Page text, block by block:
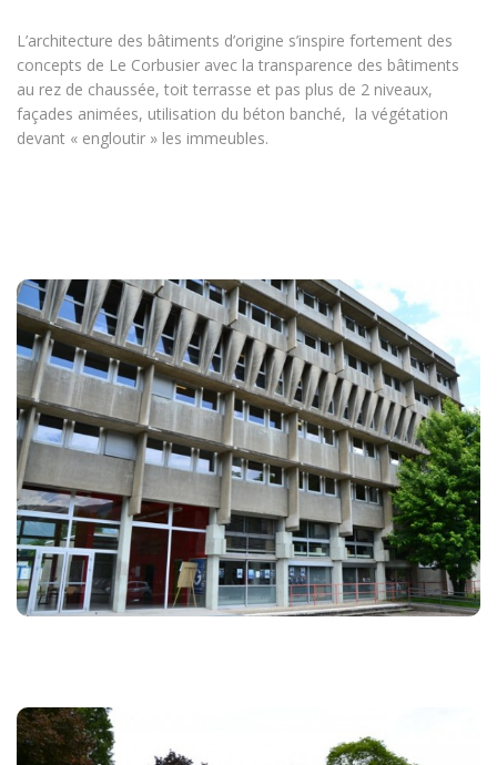
L’architecture des bâtiments d’origine s’inspire fortement des
concepts de Le Corbusier avec la transparence des bâtiments
au rez de chaussée, toit terrasse et pas plus de 2 niveaux,
façades animées, utilisation du béton banché, la végétation
devant « engloutir » les immeubles.